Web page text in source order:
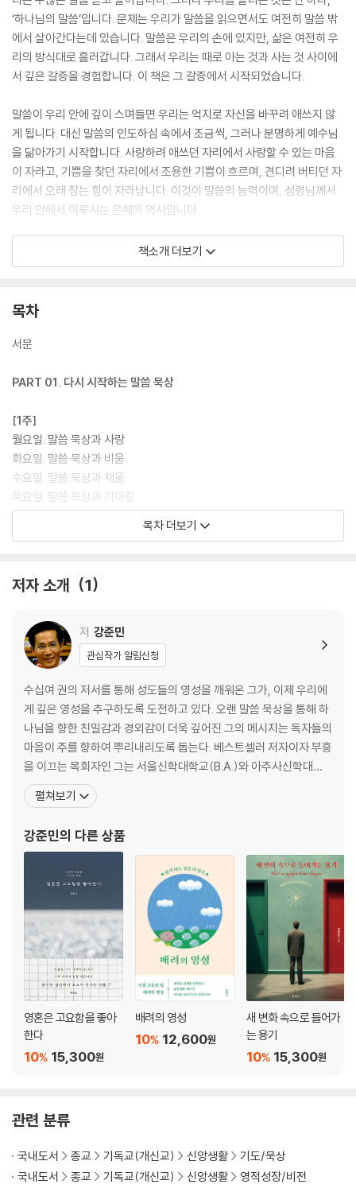
‘하나님의 말씀’입니다. 문제는 우리가 말씀을 읽으면서도 여전히 말씀 밖
에서 살아간다는데 있습니다. 말씀은 우리의 손에 있지만, 삶은 여전히 우
리의 방식대로 흘러갑니다. 그래서 우리는 때로 아는 것과 사는 것 사이에
서 깊은 갈증을 경험합니다. 이 책은 그 갈증에서 시작되었습니다.
말씀이 우리 안에 깊이 스며들면 우리는 억지로 자신을 바꾸려 애쓰지 않
게 됩니다. 대신 말씀의 인도하심 속에서 조금씩, 그러나 분명하게 예수님
을 닮아가기 시작합니다. 사랑하려 애쓰던 자리에서 사랑할 수 있는 마음
이 자라고, 기쁨을 찾던 자리에서 조용한 기쁨이 흐르며, 견디려 버티던 자
리에서 오래 참는 힘이 자라납니다. 이것이 말씀의 능력이며, 성령님께서
우리 안에서 이루시는 은혜의 역사입니다.
말씀과 삶이 하나 되어 가는 길은 결코 빠르게 완성되는 길이 아닙니다. 이
길은 하루아침에 이루어지지 않습니다. 반복되는 묵상, 조용한 순종, 그리
은 평생에 걸친 여정입니다. 그러나 분명한 것은, 이 길을 걷는 사람은 반드
루듯, 이 작은 책이 누군가의 삶 속에 떨어져 깊은 변화를 일으킬 수 있음을
래 타오르는 빛이 되기를 바랍니다. 이 책을 통해 당신의 삶에 말씀이 스며
들고, 당신의 삶이 말씀이 되는 그 거룩한 신비를 경험하시길 바랍니다. 말
씀을 아는 삶에서 말씀을 사는 삶으로 변하는 은혜를 누리시길 바랍니다.
말씀이 당신의 삶이 되고, 당신의 삶이 말씀이 되는 그 거룩한 변화가 지금
당신 안에서 시작되기를 바랍니다. 그 여정을 조용히, 그러나 깊이 응원합
니다!
책소개 더보기
목차
서문
PART 01. 다시 시작하는 말씀 묵상
[1주]
월요일. 말씀 묵상과 사랑
화요일. 말씀 묵상과 비움
수요일. 말씀 묵상과 채움
목요일. 말씀 묵상과 기다림
금요일. 말씀 묵상과 내려놓음
[2주]
화요일. 말씀 묵상과 기쁨
수요일. 말씀 묵상과 몰입
목요일. 말씀 묵상과 천천히 읽기
금요일. 말씀 묵상과 창조적 반복
토요일. 내가 나에게
주 일. 설교 노트
PART 02. 내면의 정원 가꾸기
[3주]
화요일. 말씀 묵상과 마음 닦기
목요일. 말씀 묵상과 깨달음
금요일. 말씀 묵상과 표현력
토요일. 내가 나에게
주 일. 설교 노트
[4주]
월요일. 말씀 묵상과 뿌리 깊은 영성
화요일. 말씀 묵상과 바라봄
수요일. 말씀 묵상과 거룩
목요일. 말씀 묵상과 경청
금요일. 말씀 묵상과 축적의 원리
[5주]
목차 더보기
저자 소개 1
저 강준민
관심작가 알림신청
수십여 권의 저서를 통해 성도들의 영성을 깨워온 그가, 이제 우리에
게 깊은 영성을 추구하도록 도전하고 있다. 오랜 말씀 묵상을 통해 하
나님을 향한 친밀감과 경외감이 더욱 깊어진 그의 메시지는 독자들의
마음이 주를 향하여 뿌리내리도록 돕는다. 베스트셀러 저자이자 부흥
을 이끄는 목회자인 그는 서울신학대학교(B.A.)와 아주사신학대학
원(Azusa Pacific University, M.A./M.Div.), 탈봇신학교(Talbot
Theological Seminary, Th.M.)에서 학위를 받았다. 미국 LA 소재
섬기고
펼쳐보기
강준민의 다른 상품
영혼은 고요함을 좋아
한다
15,300원
10%
배려의 영성
12,600원
10%
새 변화 속으로 들어가
는 용기
15,300원
10%
관련 분류
국내도서 종교 기독교(개신교) 신앙생활
기도/묵상
국내도서
종교 기독교(개신교) 신앙생활 영적성장/비전